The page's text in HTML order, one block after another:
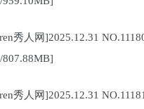
秀人网]2025.12.31
807.88MB]
秀人网]2025.12.31